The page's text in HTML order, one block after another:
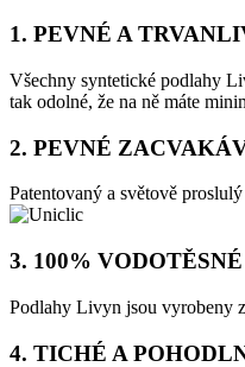
1. PEVNÉ A
Všechny syntetické podlahy
tak odolné, že na ně máte
2. PEVNÉ
Patentovaný a světově
3. 100% VODOTĚSNÉ
Podlahy Livyn jsou vyrobeny
4. TICHÉ A